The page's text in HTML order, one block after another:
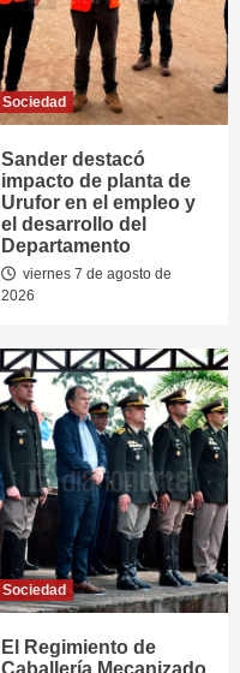
Sociedad
Sander destacó
impacto de planta de
Urufor en el empleo y
el desarrollo del
Departamento
viernes 7 de agosto de
2026
Sociedad
El Regimiento de
Caballería Mecanizado